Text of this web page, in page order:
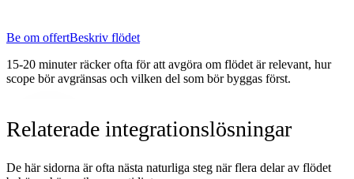
Be om offertBeskriv flödet
15-20 minuter räcker ofta för att avgöra om flödet är relevant, hur
scope bör avgränsas och vilken del som bör byggas först.
Relaterade integrationslösningar
De här sidorna är ofta nästa naturliga steg när flera delar av flödet